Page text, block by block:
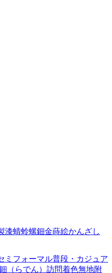
漆蜻蛉螺鈿金蒔絵かんざし
ミフォーマル普段・カジュア
（らでん） 訪問着色無地附